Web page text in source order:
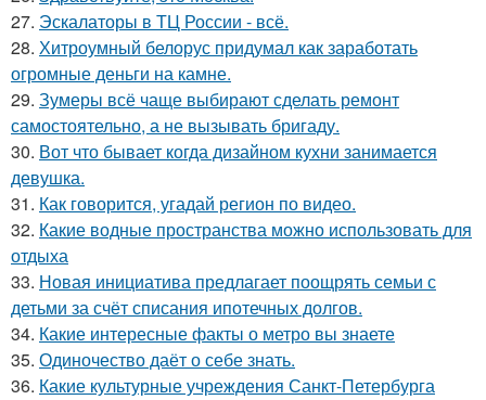
27. Эскалаторы в ТЦ России - всё.
28. Хитроумный белорус придумал как заработать
огромные деньги на камне.
29. Зумеры всё чаще выбирают сделать ремонт
самостоятельно, а не вызывать бригаду.
30. Вот что бывает когда дизайном кухни занимается
девушка.
31. Как говорится, угадай регион по видео.
32. Какие водные пространства можно использовать для
отдыха
33. Новая инициатива предлагает поощрять семьи с
детьми за счёт списания ипотечных долгов.
34. Какие интересные факты о метро вы знаете
35. Одиночество даёт о себе знать.
36. Какие культурные учреждения Санкт-Петербурга